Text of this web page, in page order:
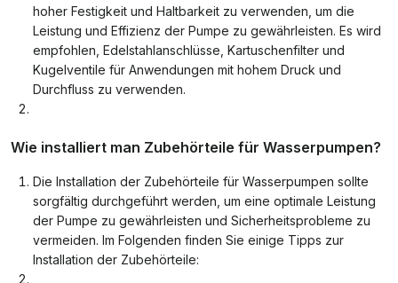
hoher Festigkeit und Haltbarkeit zu verwenden, um die
Leistung und Effizienz der Pumpe zu gewährleisten. Es wird
empfohlen, Edelstahlanschlüsse, Kartuschenfilter und
Kugelventile für Anwendungen mit hohem Druck und
Durchfluss zu verwenden.
Wie installiert man Zubehörteile für Wasserpumpen?
Die Installation der Zubehörteile für Wasserpumpen sollte
sorgfältig durchgeführt werden, um eine optimale Leistung
der Pumpe zu gewährleisten und Sicherheitsprobleme zu
vermeiden. Im Folgenden finden Sie einige Tipps zur
Installation der Zubehörteile: